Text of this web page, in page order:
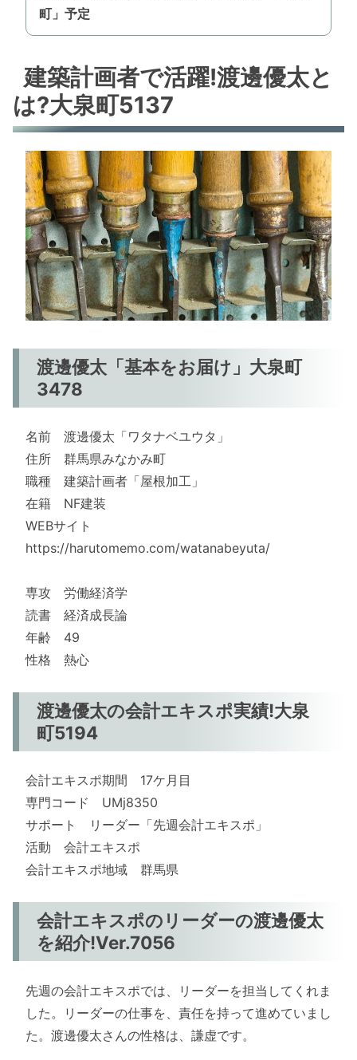
町」予定
建築計画者で活躍!渡邊優太と
は?大泉町5137
渡邊優太「基本をお届け」大泉町
3478
名前 渡邊優太「ワタナベユウタ」
住所 群馬県みなかみ町
職種 建築計画者「屋根加工」
在籍 NF建装
WEBサイト
https://harutomemo.com/watanabeyuta/
専攻 労働経済学
読書 経済成長論
年齢 49
性格 熱心
渡邊優太の会計エキスポ実績!大泉
町5194
会計エキスポ期間 17ケ月目
専門コード UMj8350
サポート リーダー「先週会計エキスポ」
活動 会計エキスポ
会計エキスポ地域 群馬県
会計エキスポのリーダーの渡邊優太
を紹介!Ver.7056
先週の会計エキスポでは、リーダーを担当してくれま
した。リーダーの仕事を、責任を持って進めていまし
た。渡邊優太さんの性格は、謙虚です。